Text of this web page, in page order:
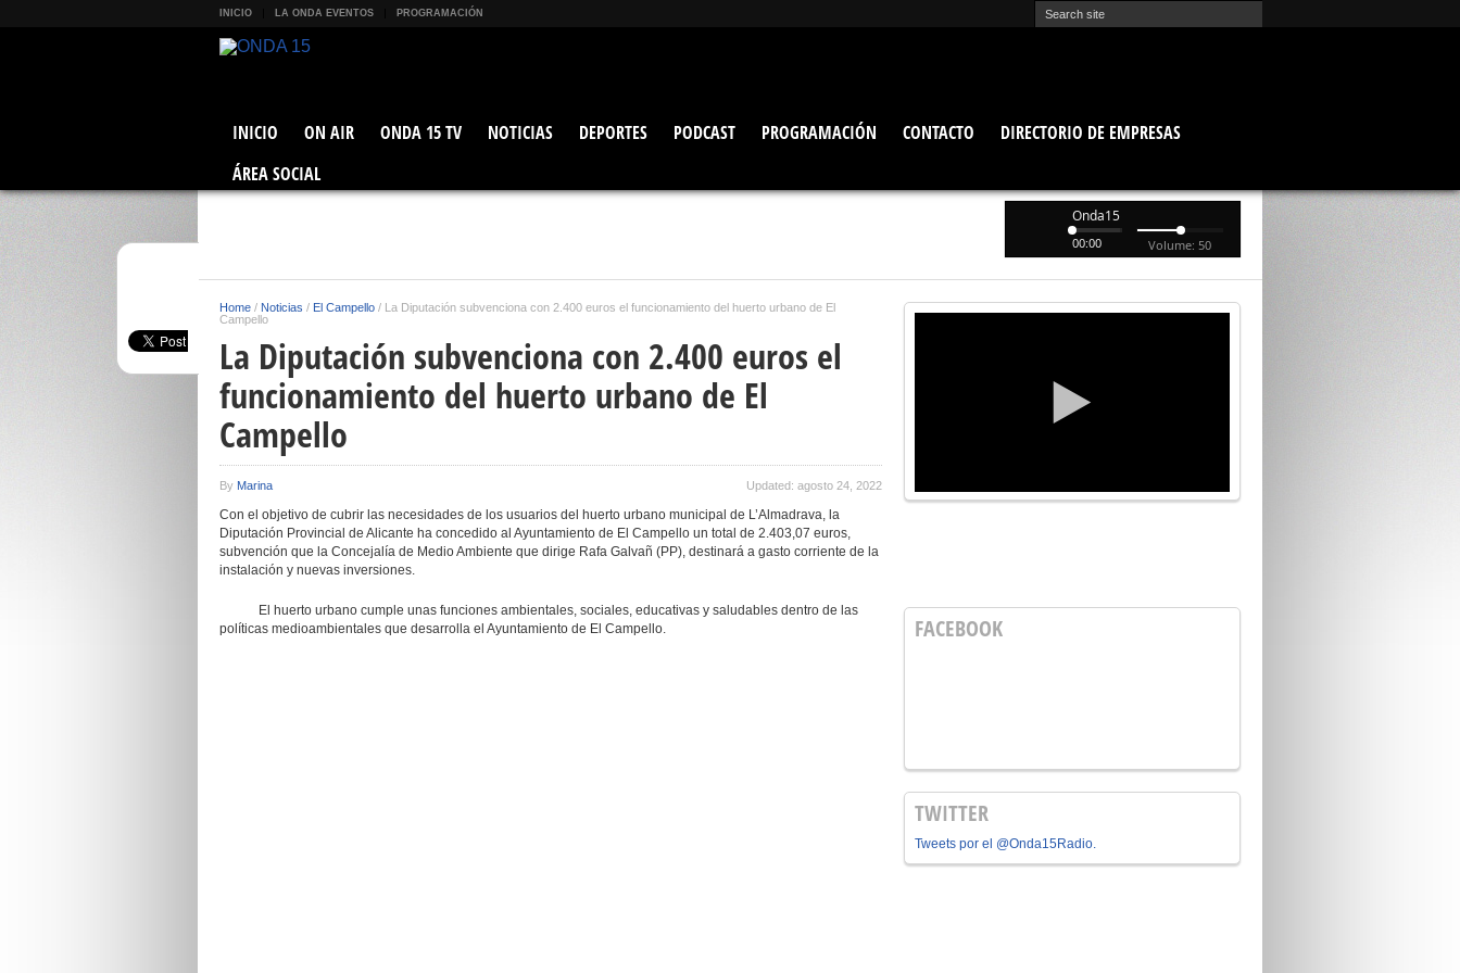
INICIO LA ONDA EVENTOS PROGRAMACIÓN
INICIO ON AIR ONDA 15 TV NOTICIAS DEPORTES PODCAST PROGRAMACIÓN CONTACTO
DIRECTORIO DE EMPRESAS
ÁREA SOCIAL
Onda15
00:00 Volume: 50
Home / Noticias / El Campello / La Diputación subvenciona con 2.400 euros el funcionamiento del huerto urbano de El
Campello
La Diputación subvenciona con 2.400 euros el
funcionamiento del huerto urbano de El
Campello
By Marina Updated: agosto 24, 2022
Con el objetivo de cubrir las necesidades de los usuarios del huerto urbano municipal de L’Almadrava, la
Diputación Provincial de Alicante ha concedido al Ayuntamiento de El Campello un total de 2.403,07 euros,
subvención que la Concejalía de Medio Ambiente que dirige Rafa Galvañ (PP), destinará a gasto corriente de la
instalación y nuevas inversiones.
El huerto urbano cumple unas funciones ambientales, sociales, educativas y saludables dentro de las
políticas medioambientales que desarrolla el Ayuntamiento de El Campello.
FACEBOOK
TWITTER
Tweets por el @Onda15Radio.